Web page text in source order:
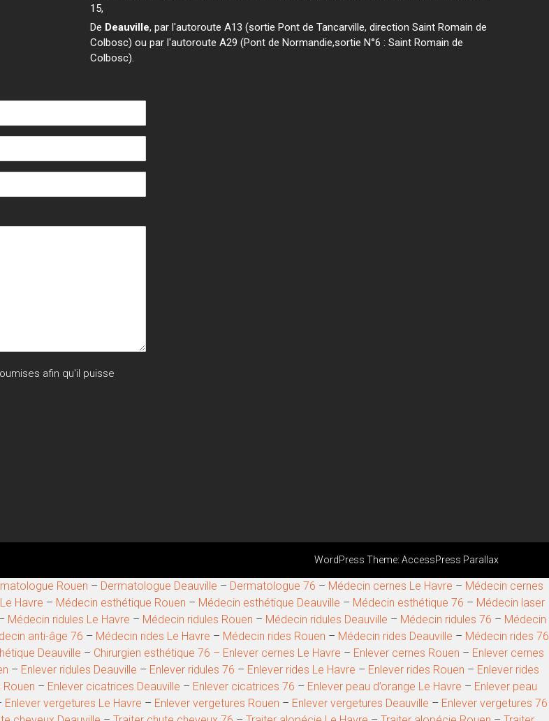
15,
De Deauville, par l'autoroute A13 (sortie Pont de Tancarville, direction Saint Romain de
Colbosc) ou par l'autoroute A29 (Pont de Normandie,sortie N°6 : Saint Romain de
Colbosc).
afin qu'il puisse
WordPress Theme: AccessPress Parallax
Rouen – Dermatologue Deauville – Dermatologue 76 – Médecin cernes Le Havre – Médecin cernes
Havre – Médecin esthétique Rouen – Médecin esthétique Deauville – Médecin esthétique 76 – Médecin laser
Médecin ridules Le Havre – Médecin ridules Rouen – Médecin ridules Deauville – Médecin ridules 76 – Médecin
anti-âge 76 – Médecin rides Le Havre – Médecin rides Rouen – Médecin rides Deauville – Médecin rides 76
Deauville – Chirurgien esthétique 76 – Enlever cernes Le Havre – Enlever cernes Rouen – Enlever cernes
– Enlever ridules Deauville – Enlever ridules 76 – Enlever rides Le Havre – Enlever rides Rouen – Enlever rides
– Enlever cicatrices Deauville – Enlever cicatrices 76 – Enlever peau d’orange Le Havre – Enlever peau
Enlever vergetures Le Havre – Enlever vergetures Rouen – Enlever vergetures Deauville – Enlever vergetures 76